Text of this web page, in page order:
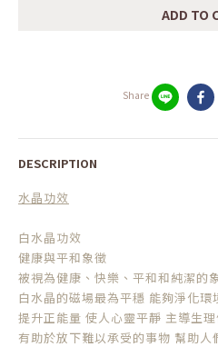
ADD TO
Share
DESCRIPTION
水晶功效
白水晶功效
健康與平和象徵
被視為健康、快樂、平和和純潔的
白水晶的磁場最為平穩 能夠淨化環
提升正能量 使人心靈平靜 主導生
有助於放下難以承受的事物 幫助